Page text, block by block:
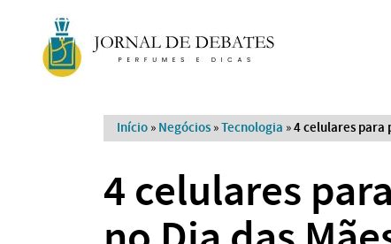
Início » Negócios »Tecnologia »4 celulares para
4 celulares